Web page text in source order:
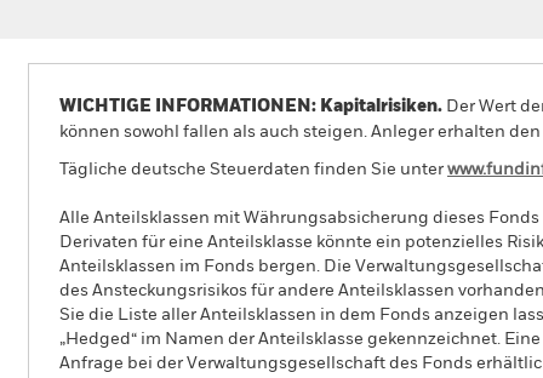
WICHTIGE INFORMATIONEN: Kapitalrisiken. Der Wert
können sowohl fallen als auch steigen. Anleger erhalten
Tägliche deutsche Steuerdaten finden Sie unter
Alle Anteilsklassen mit Währungsabsicherung dieses
Derivaten für eine Anteilsklasse könnte ein potenzielles
Anteilsklassen im Fonds bergen. Die
des Ansteckungsrisikos für andere Anteilsklassen
Sie die Liste aller Anteilsklassen in dem Fonds anzeigen
„Hedged“ im Namen der Anteilsklasse gekennzeichnet.
Anfrage bei der Verwaltungsgesellschaft des Fonds